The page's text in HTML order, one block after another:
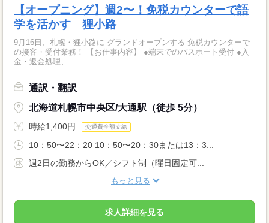
【オープニング】週2〜！免税カウンターで語
学を活かす 狸小路
9月16日、札幌・狸小路に グランドオープンする 免税カウンターで
の接客・受付業務！ 【お仕事内容】 ●端末でのパスポート受付 ●入
金・返金処理、...
通訳・翻訳
北海道札幌市中央区/大通駅（徒歩 5分）
時給1,400円 交通費全額支給
10：50〜22：20 10：50〜20：30または13：3...
週2日の勤務からOK／シフト制（曜日固定可...
もっと見る
求人詳細を見る